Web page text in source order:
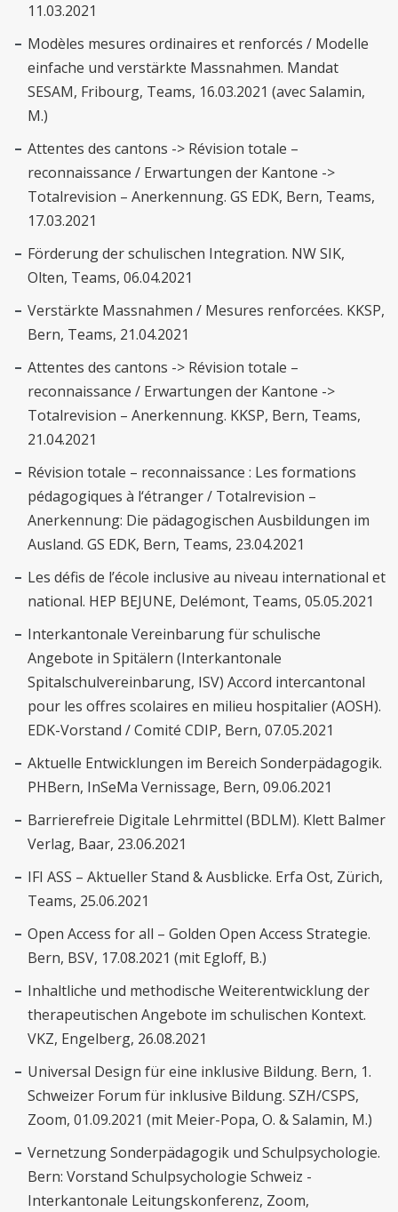
11.03.2021
Modèles mesures ordinaires et renforcés / Modelle
einfache und verstärkte Massnahmen. Mandat
SESAM, Fribourg, Teams, 16.03.2021 (avec Salamin,
M.)
Attentes des cantons -> Révision totale –
reconnaissance / Erwartungen der Kantone ->
Totalrevision – Anerkennung. GS EDK, Bern, Teams,
17.03.2021
Förderung der schulischen Integration. NW SIK,
Olten, Teams, 06.04.2021
Verstärkte Massnahmen / Mesures renforcées. KKSP,
Bern, Teams, 21.04.2021
Attentes des cantons -> Révision totale –
reconnaissance / Erwartungen der Kantone ->
Totalrevision – Anerkennung. KKSP, Bern, Teams,
21.04.2021
Révision totale – reconnaissance : Les formations
pédagogiques à l‘étranger / Totalrevision –
Anerkennung: Die pädagogischen Ausbildungen im
Ausland. GS EDK, Bern, Teams, 23.04.2021
Les défis de l’école inclusive au niveau international et
national. HEP BEJUNE, Delémont, Teams, 05.05.2021
Interkantonale Vereinbarung für schulische
Angebote in Spitälern (Interkantonale
Spitalschulvereinbarung, ISV) Accord intercantonal
pour les offres scolaires en milieu hospitalier (AOSH).
EDK-Vorstand / Comité CDIP, Bern, 07.05.2021
Aktuelle Entwicklungen im Bereich Sonderpädagogik.
PHBern, InSeMa Vernissage, Bern, 09.06.2021
Barrierefreie Digitale Lehrmittel (BDLM). Klett Balmer
Verlag, Baar, 23.06.2021
IFI ASS – Aktueller Stand & Ausblicke. Erfa Ost, Zürich,
Teams, 25.06.2021
Open Access for all – Golden Open Access Strategie.
Bern, BSV, 17.08.2021 (mit Egloff, B.)
Inhaltliche und methodische Weiterentwicklung der
therapeutischen Angebote im schulischen Kontext.
VKZ, Engelberg, 26.08.2021
Universal Design für eine inklusive Bildung. Bern, 1.
Schweizer Forum für inklusive Bildung. SZH/CSPS,
Zoom, 01.09.2021 (mit Meier-Popa, O. & Salamin, M.)
Vernetzung Sonderpädagogik und Schulpsychologie.
Bern: Vorstand Schulpsychologie Schweiz -
Interkantonale Leitungskonferenz, Zoom,